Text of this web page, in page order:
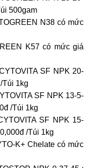
500gam
N38 có mức
K57 có mức giá
SF NPK 20-
Túi 1kg
SF NPK 13-5-
/Túi 1kg
SF NPK 15-
/Túi 1kg
K+ Chelate có mức